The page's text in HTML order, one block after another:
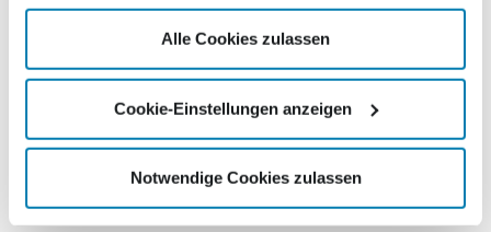
gesammelt haben.
Alle Cookies zulassen
Cookie-Einstellungen anzeigen
Notwendige Cookies zulassen
Zeitungsmarkt in Mecklenburg-
Vorpommern
9. Januar 2024
● SV Gruppe (Schwäbischer Verlag) erwirbt unter Vorbehalt
der Zustimmung des Bundeskartellamtes die Schweriner
sowie Nordbrief Schwerin in Mecklenburg-Vorpommern. ●
Mediengruppe